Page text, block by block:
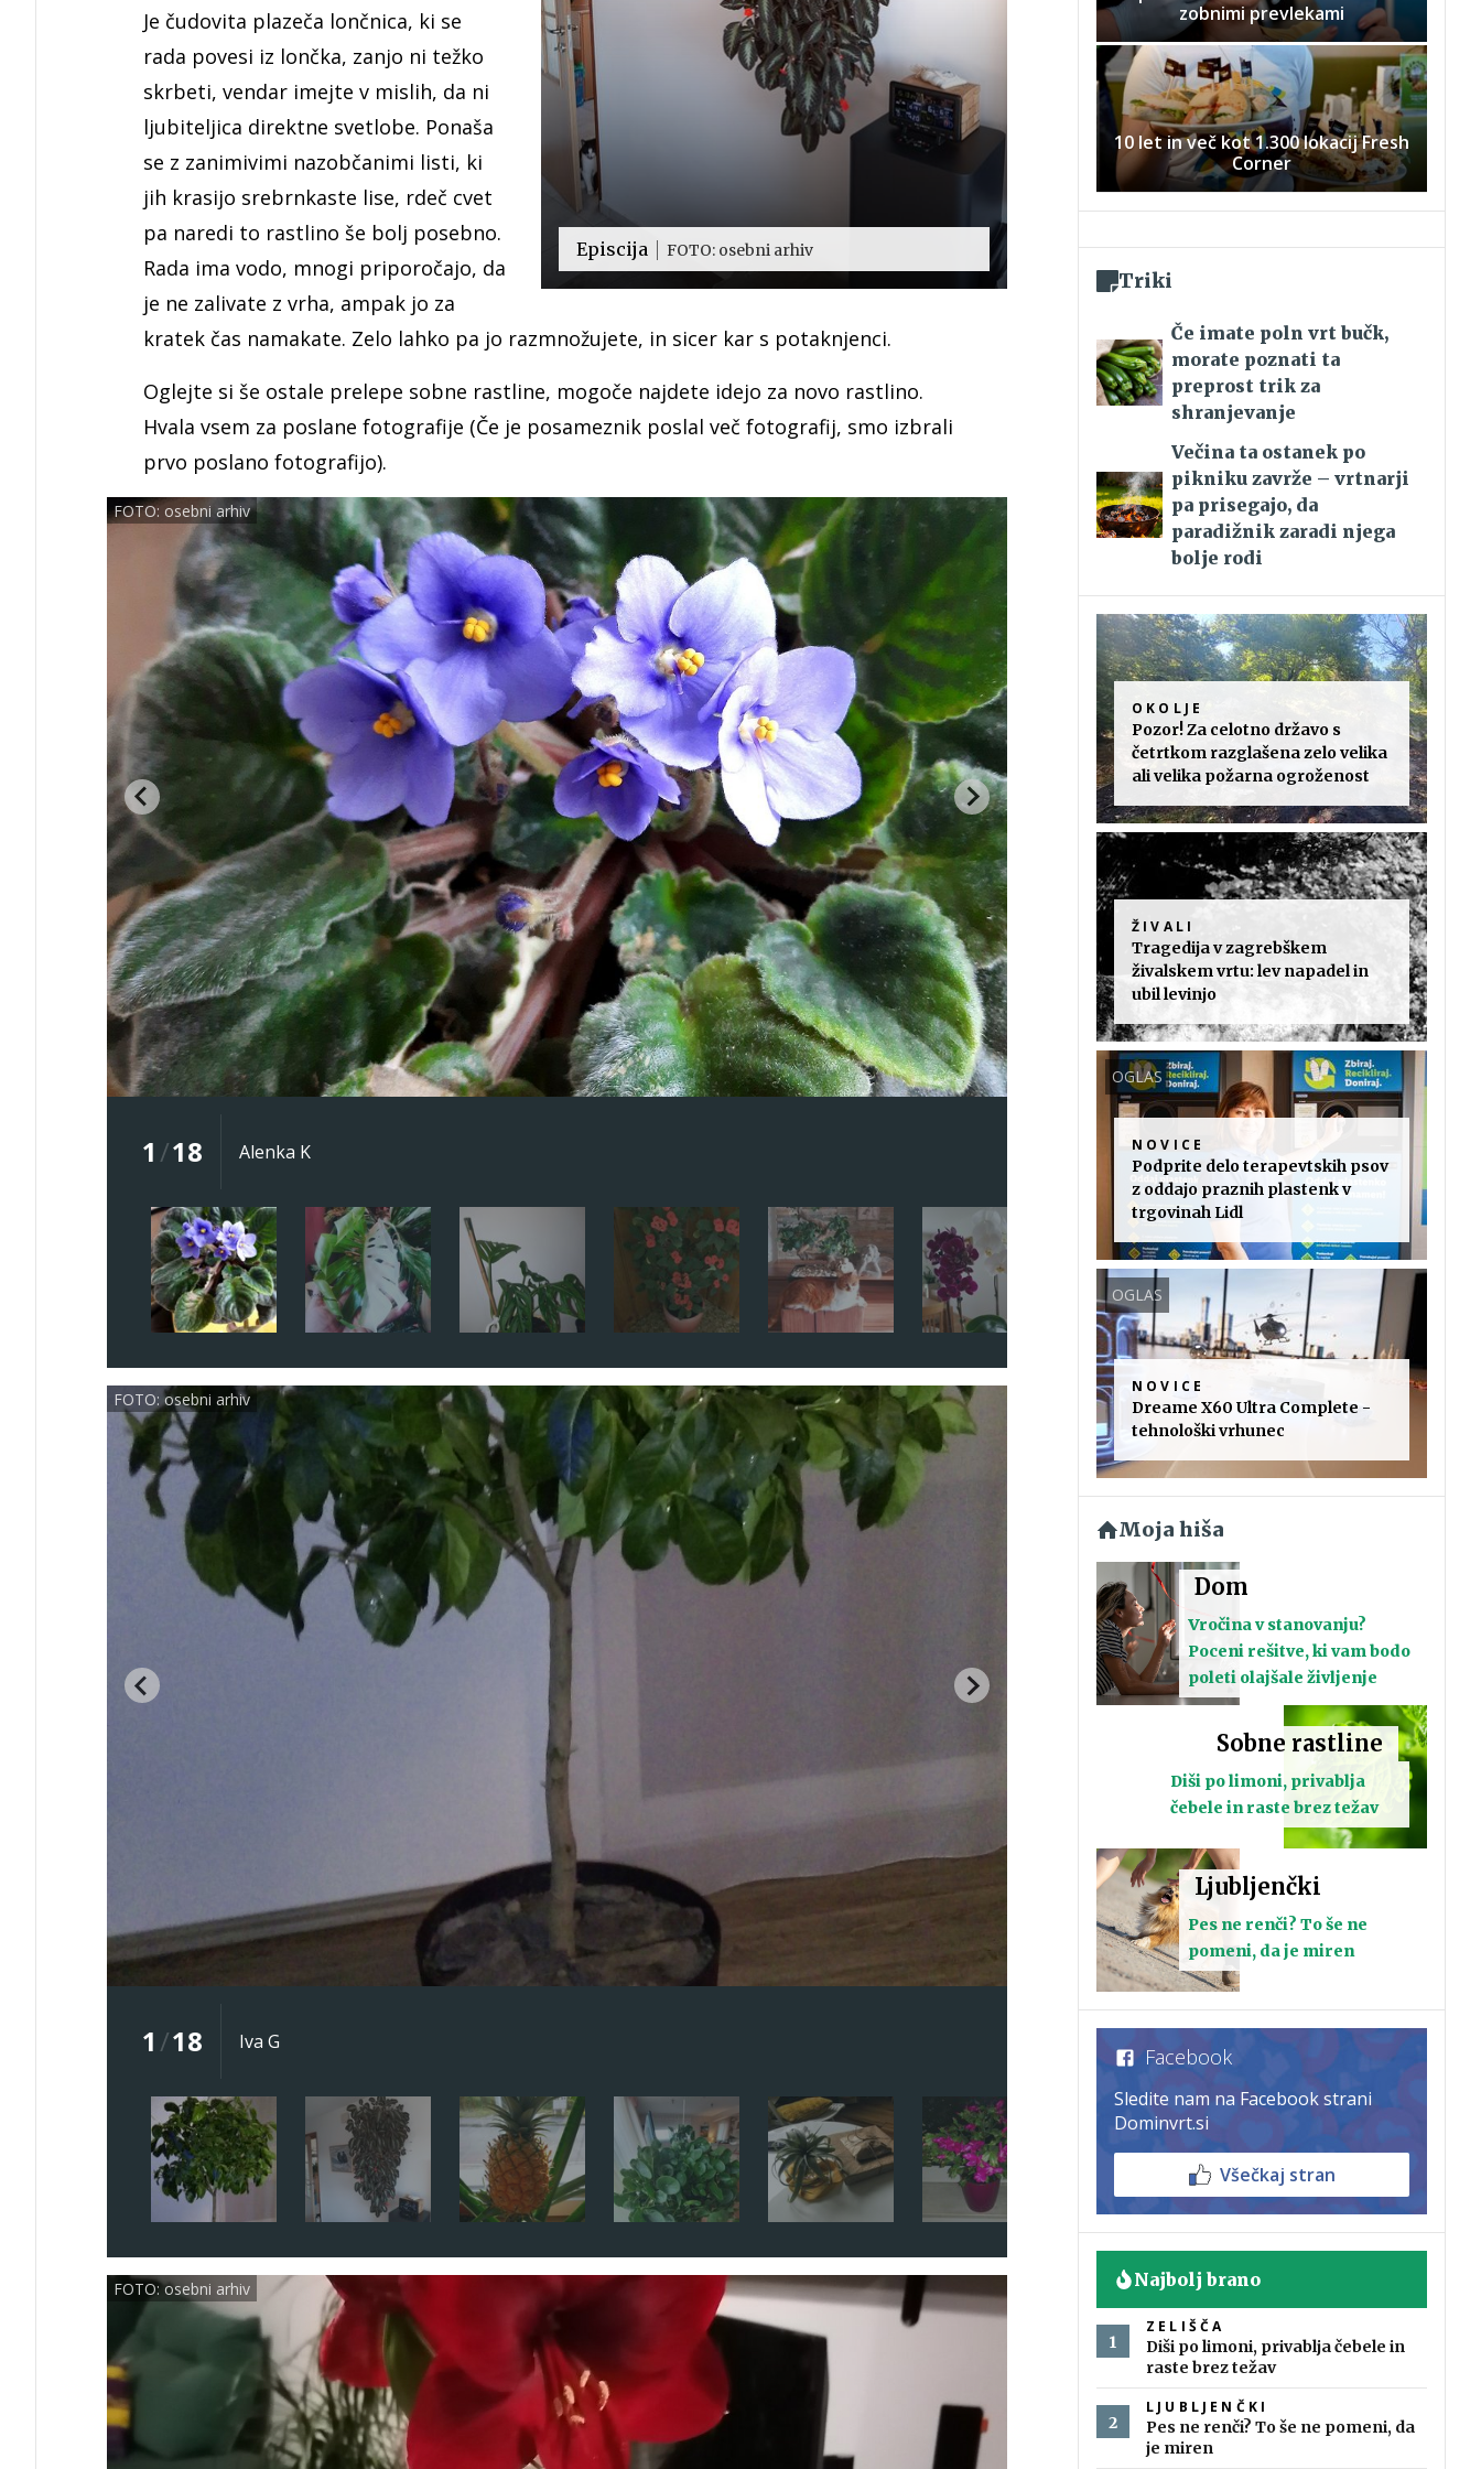
Episcija FOTO: osebni arhiv
Je čudovita plazeča lončnica, ki se
rada povesi iz lončka, zanjo ni težko
skrbeti, vendar imejte v mislih, da ni
ljubiteljica direktne svetlobe. Ponaša
se z zanimivimi nazobčanimi listi, ki
jih krasijo srebrnkaste lise, rdeč cvet
pa naredi to rastlino še bolj posebno.
Rada ima vodo, mnogi priporočajo, da
je ne zalivate z vrha, ampak jo za
kratek čas namakate. Zelo lahko pa jo razmnožujete, in sicer kar s potaknjenci.
Oglejte si še ostale prelepe sobne rastline, mogoče najdete idejo za novo rastlino.
Hvala vsem za poslane fotografije (Če je posameznik poslal več fotografij, smo izbrali
prvo poslano fotografijo).
FOTO: osebni arhiv
1/18 Alenka K
FOTO: osebni arhiv
1/18 Iva G
FOTO: osebni arhiv
zobnimi prevlekami
10 let in več kot 1.300 lokacij Fresh
Corner
Triki
Če imate poln vrt bučk,
morate poznati ta
preprost trik za
shranjevanje
Večina ta ostanek po
pikniku zavrže – vrtnarji
pa prisegajo, da
paradižnik zaradi njega
bolje rodi
OKOLJE
Pozor! Za celotno državo s
četrtkom razglašena zelo velika
ali velika požarna ogroženost
ŽIVALI
Tragedija v zagrebškem
živalskem vrtu: lev napadel in
ubil levinjo
OGLAS
NOVICE
Podprite delo terapevtskih psov
z oddajo praznih plastenk v
trgovinah Lidl
OGLAS
NOVICE
Dreame X60 Ultra Complete -
tehnološki vrhunec
Moja hiša
Dom
Vročina v stanovanju?
Poceni rešitve, ki vam bodo
poleti olajšale življenje
Sobne rastline
Diši po limoni, privablja
čebele in raste brez težav
Ljubljenčki
Pes ne renči? To še ne
pomeni, da je miren
Facebook
Sledite nam na Facebook strani
Dominvrt.si
Všečkaj stran
Najbolj brano
ZELIŠČA
Diši po limoni, privablja čebele in
raste brez težav
LJUBLJENČKI
Pes ne renči? To še ne pomeni, da
je miren